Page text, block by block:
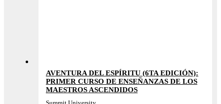
AVENTURA DEL ESPÍRITU (6TA EDICIÓN):
PRIMER CURSO DE ENSEÑANZAS DE LOS
MAESTROS ASCENDIDOS